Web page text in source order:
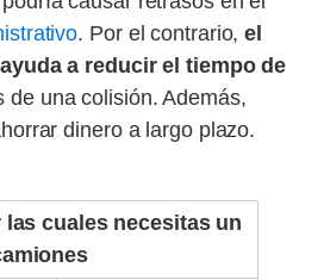
. Por el contrario,el
a reducir el tiempo de
de una colisión. Además,
dinero a largo plazo.
las cuales necesitas un